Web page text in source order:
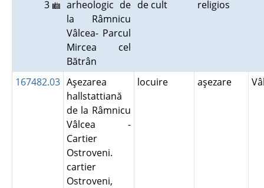
3
arheologic de
la Râmnicu
Vâlcea- Parcul
Mircea cel
Bătrân
de cult religios
167482.03 Aşezarea
hallstattiană
de la Râmnicu
Vâlcea -
Cartier
Ostroveni.
cartier
Ostroveni,
locuire aşezare